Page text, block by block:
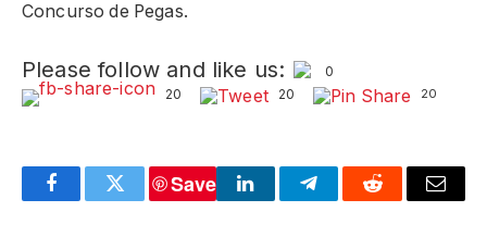
Concurso de Pegas.
Please follow and like us:
0
20
20 20
FacebookTwitter
Save
LinkedInTelegramReddit Email